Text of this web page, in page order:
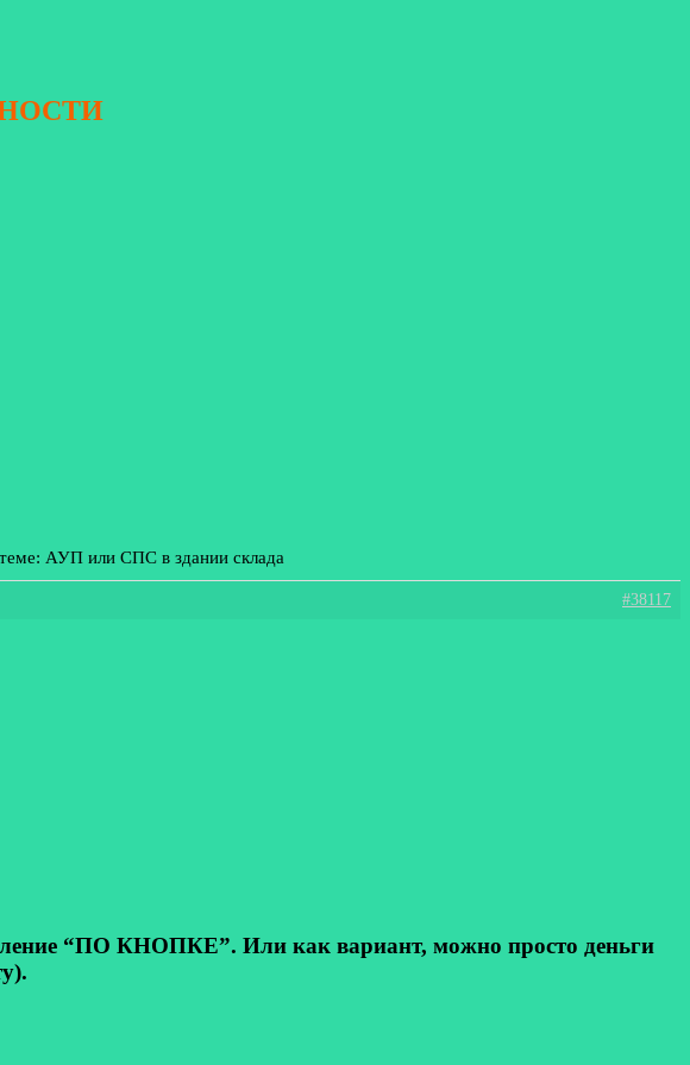
АУП или СПС в здании склада
#38117
“ПО КНОПКЕ”. Или как вариант, можно просто деньги